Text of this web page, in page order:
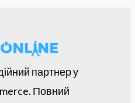
партнер у
Повний